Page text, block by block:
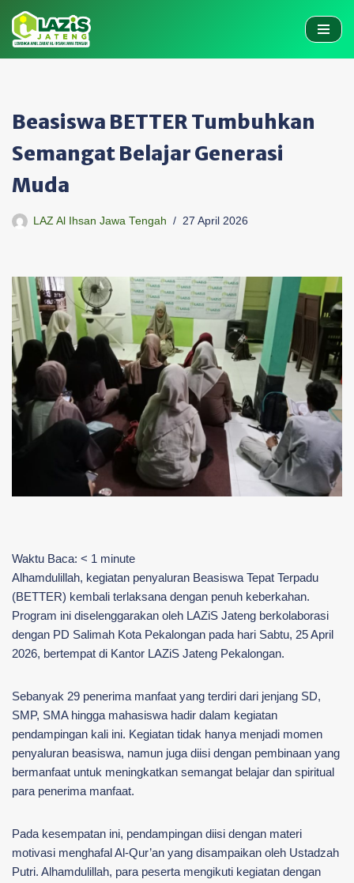
Skip
to
Beasiswa BETTER Tumbuhkan
Semangat Belajar Generasi
Muda
LAZ Al Ihsan Jawa Tengah 27 April 2026
Waktu Baca: < 1 minute
Alhamdulillah, kegiatan penyaluran Beasiswa Tepat Terpadu
(BETTER) kembali terlaksana dengan penuh keberkahan.
Program ini diselenggarakan oleh LAZiS Jateng berkolaborasi
dengan PD Salimah Kota Pekalongan pada hari Sabtu, 25 April
2026, bertempat di Kantor LAZiS Jateng Pekalongan.
Sebanyak 29 penerima manfaat yang terdiri dari jenjang SD,
SMP, SMA hingga mahasiswa hadir dalam kegiatan
pendampingan kali ini. Kegiatan tidak hanya menjadi momen
penyaluran beasiswa, namun juga diisi dengan pembinaan yang
bermanfaat untuk meningkatkan semangat belajar dan spiritual
para penerima manfaat.
Pada kesempatan ini, pendampingan diisi dengan materi
motivasi menghafal Al-Qur’an yang disampaikan oleh Ustadzah
Putri. Alhamdulillah, para peserta mengikuti kegiatan dengan